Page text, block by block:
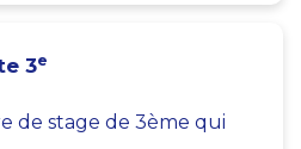
3e
de stage de 3ème qui